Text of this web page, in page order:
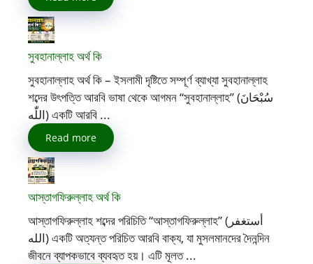
সুবহানাল্লাহ অর্থ কি
সুবহানাল্লাহ অর্থ কি – ইসলামী দৃষ্টিতে সম্পূর্ণ ব্যাখ্যা সুবহানাল্লাহ
শব্দের উৎপত্তি আরবি ভাষা থেকে আগমন “সুবহানাল্লাহ” (سُبْحَانَ
اللّٰه) একটি আরবি ...
Read more
আস্তাগফিরুল্লাহ অর্থ কি
আস্তাগফিরুল্লাহ শব্দের পরিচিতি “আস্তাগফিরুল্লাহ” (أستغفر
الله) একটি অত্যন্ত পরিচিত আরবি বাক্য, যা মুসলমানদের দৈনন্দিন
জীবনে ব্যাপকভাবে ব্যবহৃত হয়। এটি মূলত ...